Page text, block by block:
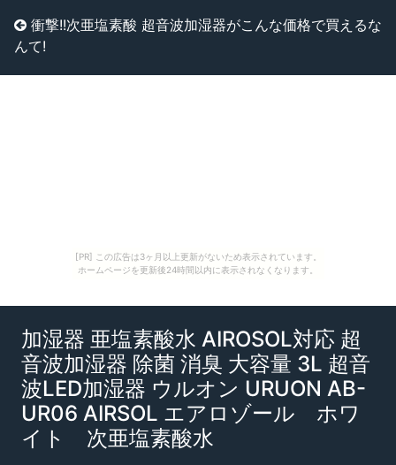
[PR] この広告は3ヶ月以上更新がないため表示されています。
ホームページを更新後24時間以内に表示されなくなります。
衝撃!!次亜塩素酸 超音波加湿器がこんな価格で買えるな
んて!
加湿器 亜塩素酸水 AIROSOL対応 超
音波加湿器 除菌 消臭 大容量 3L 超音
波LED加湿器 ウルオン URUON AB-
UR06 AIRSOL エアロゾール ホワ
イト 次亜塩素酸水